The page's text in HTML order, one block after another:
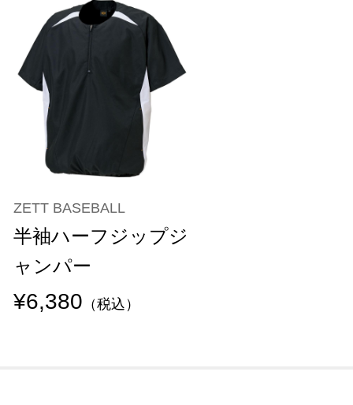
ZETT BASEBALL
半袖ハーフジップジ
ャンパー
¥6,380 （税込）